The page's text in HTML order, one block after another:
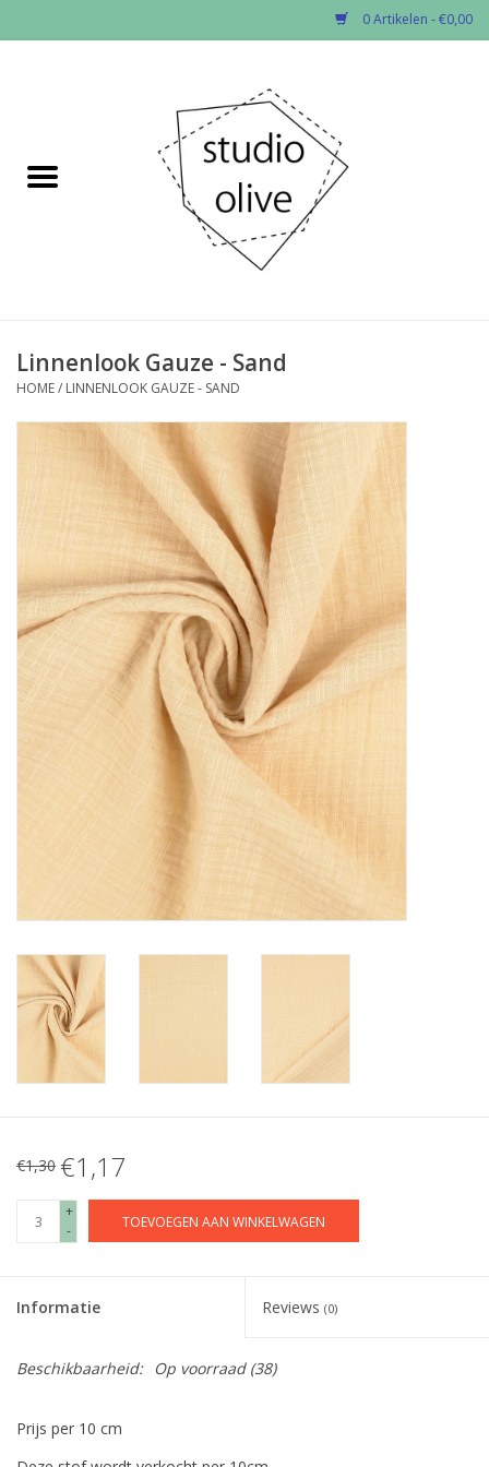
0 Artikelen - €0,00
✂︎Nieuw
Fournituren
Workshops
Diy pakketten
Studio Olive inspireert....
Linnenlook Gauze - Sand
HOME/ LINNENLOOK GAUZE - SAND
€1,30 €1,17
+
-
TOEVOEGEN AAN WINKELWAGEN
Informatie Reviews (0)
Beschikbaarheid: Op voorraad(38)
Prijs per 10 cm